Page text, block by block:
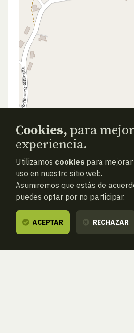
ANTERIOR
Cookies, para
experiencia.
Utilizamos cookies para
uso en nuestro sitio web.
Asumiremos que estás de
puedes optar por no participar.
ACEPTAR RECHAZAR